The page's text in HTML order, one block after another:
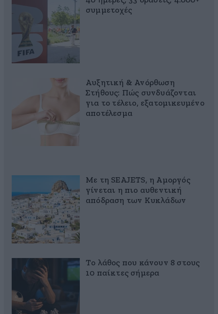
συμμετοχές
Αυξητική & Ανόρθωση
Στήθους: Πώς συνδυάζονται
για το τέλειο, εξατομικευμένο
αποτέλεσμα
Με τη SEAJETS, η Αμοργός
γίνεται η πιο αυθεντική
απόδραση των Κυκλάδων
Το λάθος που κάνουν 8 στους
10 παίκτες σήμερα